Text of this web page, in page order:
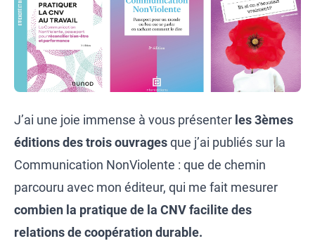
J’ai une joie immense à vous présenter les 3èmes
éditions des trois ouvragesque j’ai publiés sur la
Communication NonViolente : que de chemin
parcouru avec mon éditeur, qui me fait mesurer
combien la pratique de la CNV facilite des
relations de coopération durable.